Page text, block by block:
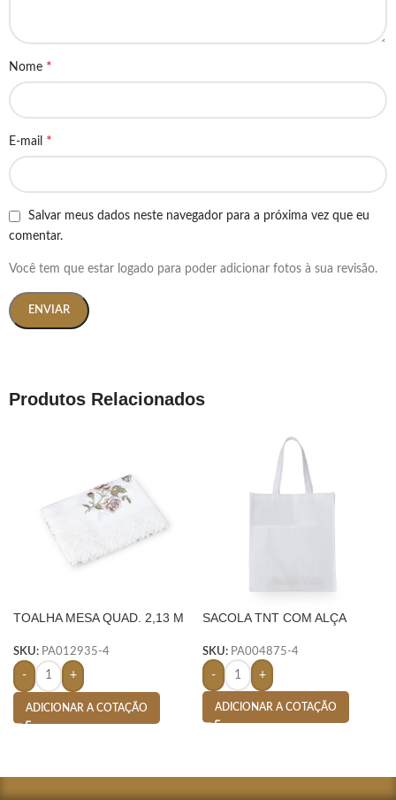
Nome *
E-mail *
Salvar meus dados neste navegador para a próxima vez que eu
comentar.
Você tem que estar logado para poder adicionar fotos à sua revisão.
Produtos Relacionados
TOALHA MESA QUAD. 2,13 M
SKU: PA012935-4
- +
ADICIONAR A COTAÇÃO
SACOLA TNT COM ALÇA
SKU: PA004875-4
- +
ADICIONAR A COTAÇÃO